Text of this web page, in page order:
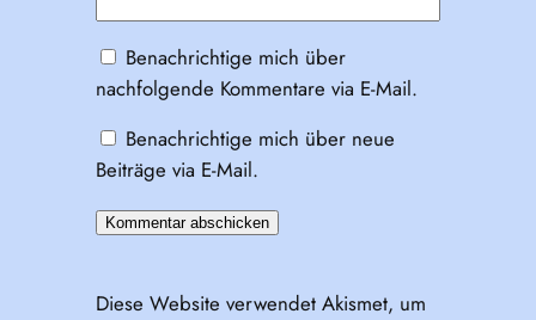
Benachrichtige mich über
nachfolgende Kommentare via E-Mail.
Benachrichtige mich über neue
Beiträge via E-Mail.
Diese Website verwendet Akismet, um